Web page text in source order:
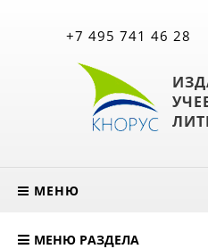
+7 495 741 46 28
МЕНЮ
МЕНЮ РАЗДЕЛА